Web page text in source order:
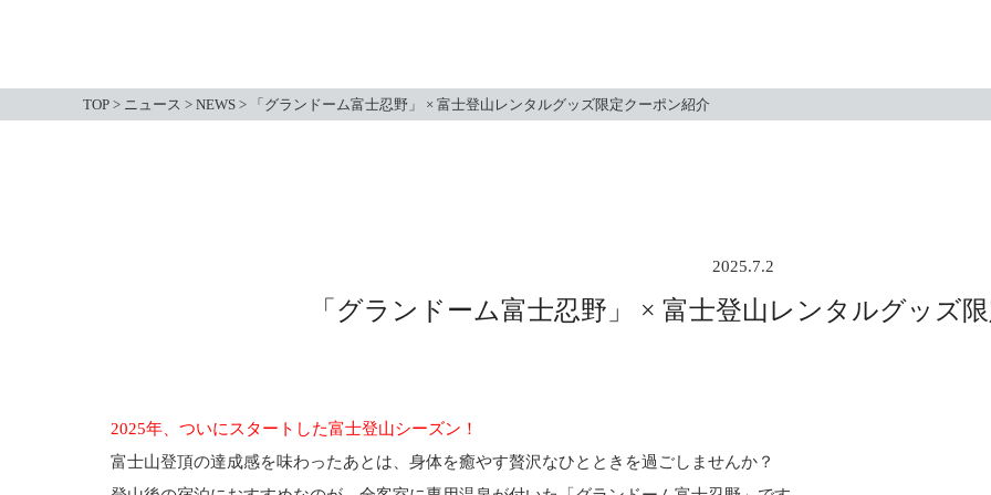
TOP> ニュース > NEWS> 「グランドーム富士忍野」 × 富士登山レンタルグッズ限定クーポン紹介
2025.7.2
「グランドーム富士忍野」 × 富士登山レンタルグッズ
2025年、ついにスタートした富士登山シーズン！
富士山登頂の達成感を味わったあとは、身体を癒やす贅沢なひとときを過ごしませんか？